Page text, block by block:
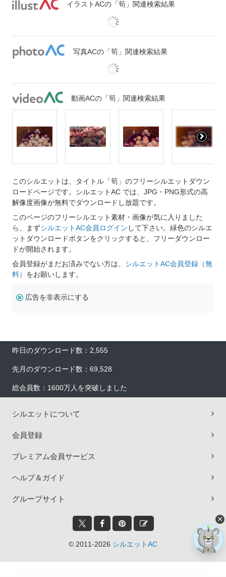
イラストACの「筍」関連検索結果
写真ACの「筍」関連検索結果
動画ACの「筍」関連検索結果
このシルエットは、タイトル「筍」のフリーシルエットダウン
ロードページです。シルエットAC では、JPG・PNG形式の高
解像度画像が無料でダウンロードし放題です。
このページのフリーシルエット素材・画像が気に入りました
ら、まずシルエットAC会員ログイン して下さい。緑色のシルエ
ットダウンロードボタンをクリックすると、フリーダウンロー
ドが開始されます。
会員登録がまだお済みでない方は、 シルエットAC会員登録（無
料） をお願いします。
広告を非表示にする
昨日のダウンロード数：2,555
先月のダウンロード数：69,528
総会員数：1600万人を突破しました
シルエットについて
会員登録
プレミアム会員サービス
ヘルプ＆ガイド
グループサイト
© 2011-2026 シルエットAC
×